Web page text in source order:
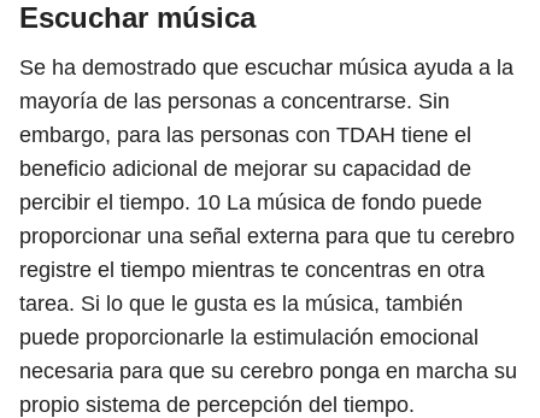
Escuchar música
Se ha demostrado que escuchar música ayuda a la
mayoría de las personas a concentrarse. Sin
embargo, para las personas con TDAH tiene el
beneficio adicional de mejorar su capacidad de
percibir el tiempo. 10 La música de fondo puede
proporcionar una señal externa para que tu cerebro
registre el tiempo mientras te concentras en otra
tarea. Si lo que le gusta es la música, también
puede proporcionarle la estimulación emocional
necesaria para que su cerebro ponga en marcha su
propio sistema de percepción del tiempo.